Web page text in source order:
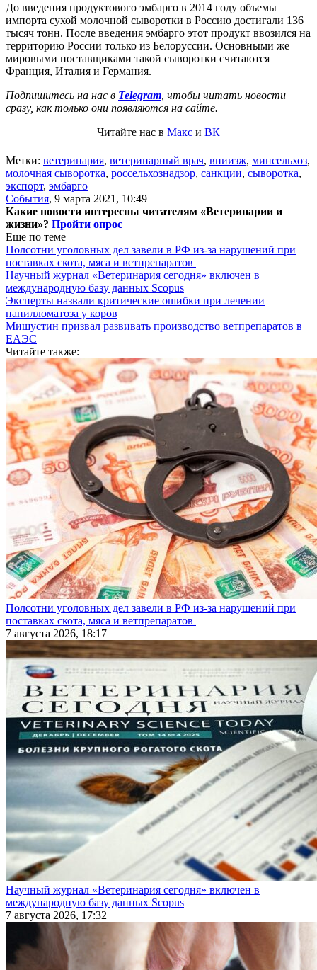
До введения продуктового эмбарго в 2014 году объемы
импорта сухой молочной сыворотки в Россию достигали 136
тысяч тонн. После введения эмбарго этот продукт ввозился на
территорию России только из Белоруссии. Основными же
мировыми поставщиками такой сыворотки считаются
Франция, Италия и Германия.
Подпишитесь на нас в Telegram , чтобы читать новости
сразу, как только они появляются на сайте.
Читайте нас в Макс и ВК
Метки: ветеринария, ветеринарный врач, вниизж, минсельхоз,
молочная сыворотка, россельхознадзор, санкции, сыворотка,
экспорт, эмбарго
События, 9 марта 2021, 10:49
Какие новости интересны читателям «Ветеринарии и
жизни»? Пройти опрос
Еще по теме
Полсотни уголовных дел завели в РФ из-за нарушений при
поставках скота, мяса и ветпрепаратов
Научный журнал «Ветеринария сегодня» включен в
международную базу данных Scopus
Эксперты назвали критические ошибки при лечении
папилломатоза у коров
Мишустин призвал развивать производство ветпрепаратов в
ЕАЭС
Читайте также:
Полсотни уголовных дел завели в РФ из-за нарушений при
поставках скота, мяса и ветпрепаратов
7 августа 2026, 18:17
Научный журнал «Ветеринария сегодня» включен в
международную базу данных Scopus
7 августа 2026, 17:32